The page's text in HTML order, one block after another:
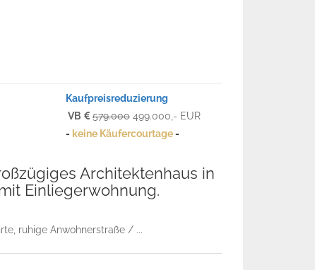
Kaufpreisreduzierung
VB
579.000 499.000,- EUR
- keine Käufercourtage-
Architektenhaus in
Einliegerwohnung.
ruhige Anwohnerstraße / ...